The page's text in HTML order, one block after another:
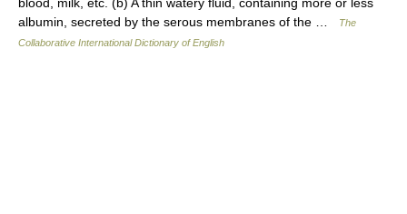
albumin, secreted by the serous membranes of the …
The
Collaborative International Dictionary of English